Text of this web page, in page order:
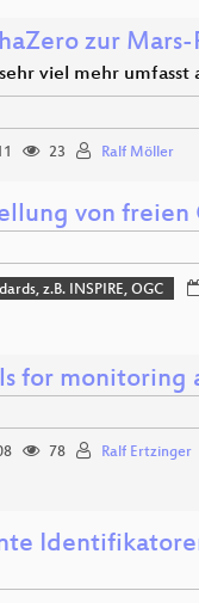
zur
viel mehr umfasst
23 Ralf Möller
von freien
z.B. INSPIRE, OGC
for monitoring
78 Ralf Ertzinger